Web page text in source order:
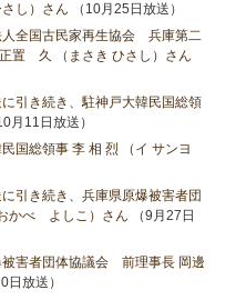
し）さん （10月25日放送）
人全国古民家再生協会 兵庫第二
久 （まさき ひさし）さん
引き続き、駐神戸大韓民国総領
月11日放送）
国総領事 李 相 烈 （イ サンヨ
引き続き、兵庫県原爆被害者団
かべ よしこ）さん （9月27日
被害者団体協議会 前理事長 岡邊
日放送）